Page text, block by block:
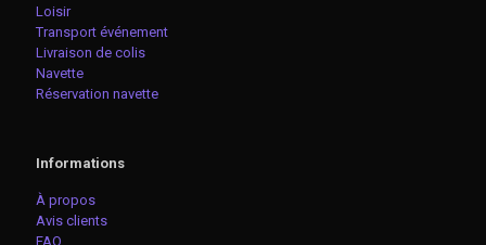
Loisir
Transport événement
Livraison de colis
Navette
Réservation navette
Informations
À propos
Avis clients
FAQ